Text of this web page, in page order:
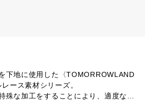
下地に使用した〈TOMORROWLAND
ース素材シリーズ。
殊な加工をすることにより、適度なハ